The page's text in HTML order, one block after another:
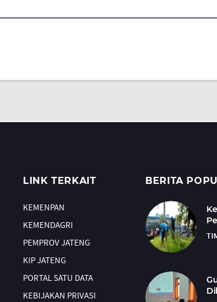
LINK TERKAIT
KEMENPAN
KEMENDAGRI
PEMPROV JATENG
KIP JATENG
PORTAL SATU DATA
KEBIJAKAN PRIVASI
BERITA